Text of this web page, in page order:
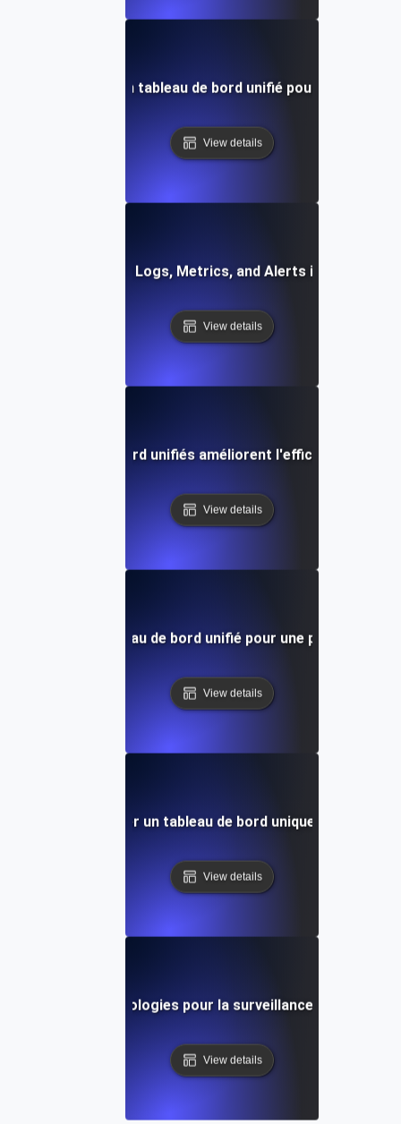
construire un tableau de bord unifié pour la
View details
How to Integrate Logs, Metrics, and Alerts in One
View details
les tableaux de bord unifiés améliorent l'efficacité
View details
de votre tableau de bord unifié pour une prise de
View details
étape pour créer un tableau de bord unique pour les
View details
Outils et technologies pour la surveillance unifiée des
View details